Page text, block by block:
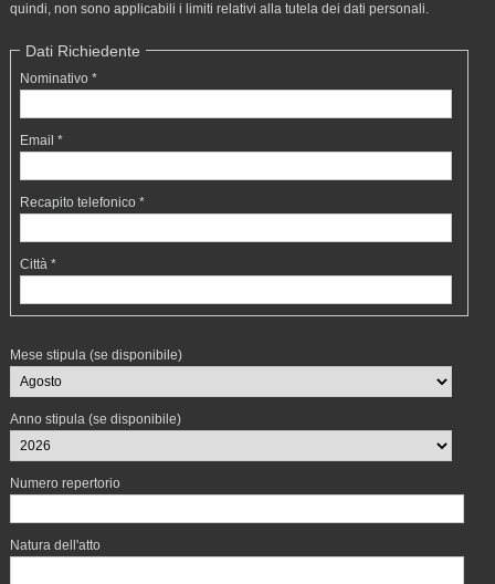
quindi, non sono applicabili i limiti relativi alla tutela dei dati personali.
Dati Richiedente
Nominativo *
Email *
Recapito telefonico *
Città *
Mese stipula (se disponibile)
Anno stipula (se disponibile)
Numero repertorio
Natura dell'atto